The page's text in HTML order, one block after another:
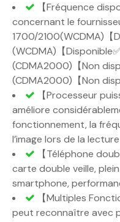
【Fréquence
concernant le
1700/2100(WCDMA)【
(WCDMA)【
(CDMA2000)【Non
(CDMA2000)【Non
【Processeur
améliore
fonctionnement, la
l’image lors de la
【Téléphone
carte double veille,
smartphone,
【Multiples
peut reconnaître avec